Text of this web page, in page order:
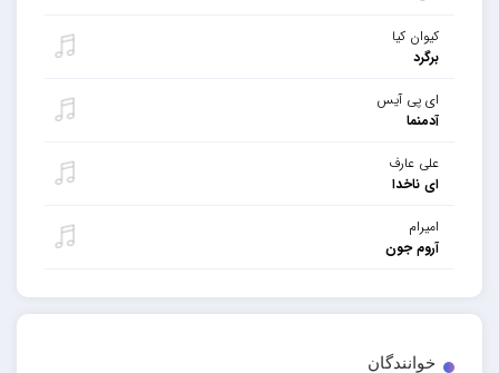
کیوان کیا
برگرد
ای پی آیس
آدمنما
علی عارف
ای ناخدا
امیرام
آروم جون
خوانندگان